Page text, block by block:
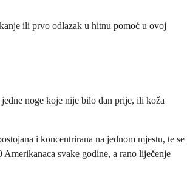
ili prvo odlazak u hitnu pomoć u ovoj
noge koje nije bilo dan prije, ili koža
i koncentrirana na jednom mjestu, te se
svake godine, a rano liječenje